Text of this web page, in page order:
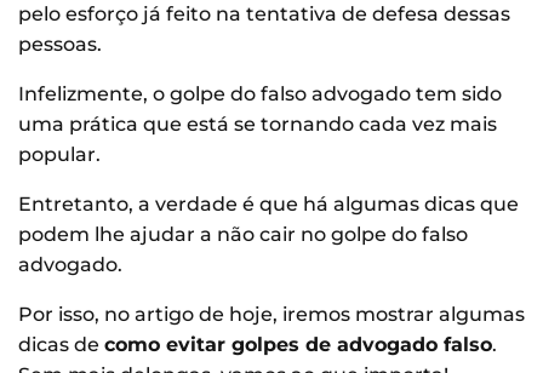
pelo esforço já feito na tentativa de defesa dessas
pessoas.
Infelizmente, o golpe do falso advogado tem sido
uma prática que está se tornando cada vez mais
popular.
Entretanto, a verdade é que há algumas dicas que
podem lhe ajudar a não cair no golpe do falso
advogado.
Por isso, no artigo de hoje, iremos mostrar algumas
dicas de como evitar golpes de advogado falso.